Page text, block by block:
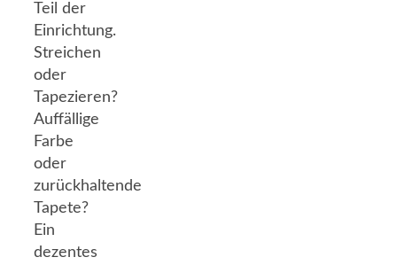
Teil der
Einrichtung.
Streichen
oder
Tapezieren?
Auffällige
Farbe
oder
zurückhaltende
Tapete?
Ein
dezentes